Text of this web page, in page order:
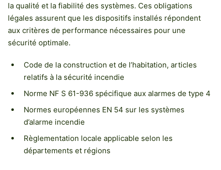
la qualité et la fiabilité des systèmes. Ces obligations
légales assurent que les dispositifs installés répondent
aux critères de performance nécessaires pour une
sécurité optimale.
Code de la construction et de l’habitation, articles
relatifs à la sécurité incendie
Norme NF S 61-936 spécifique aux alarmes de type 4
Normes européennes EN 54 sur les systèmes
d’alarme incendie
Règlementation locale applicable selon les
départements et régions